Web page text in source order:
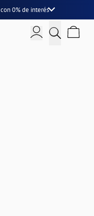
0% de interés